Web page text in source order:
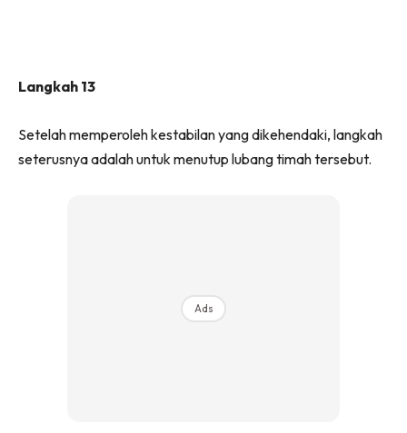
Langkah 13
Setelah memperoleh kestabilan yang dikehendaki, langkah
seterusnya adalah untuk menutup lubang timah tersebut.
Ads